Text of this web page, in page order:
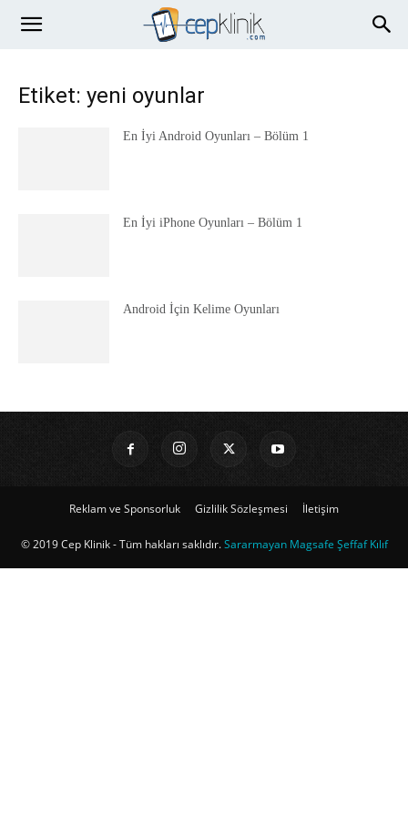
Etiket: yeni oyunlar
En İyi Android Oyunları – Bölüm 1
En İyi iPhone Oyunları – Bölüm 1
Android İçin Kelime Oyunları
Reklam ve Sponsorluk Gizlilik Sözleşmesi İletişim
© 2019 Cep Klinik - Tüm hakları saklıdır.Sararmayan Magsafe Şeffaf Kılıf